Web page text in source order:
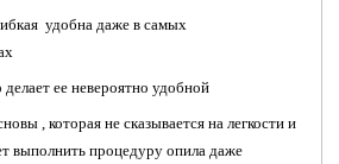
удобна даже в самых
ее невероятно удобной
, которая не сказывается на легкости и
выполнить процедуру опила даже